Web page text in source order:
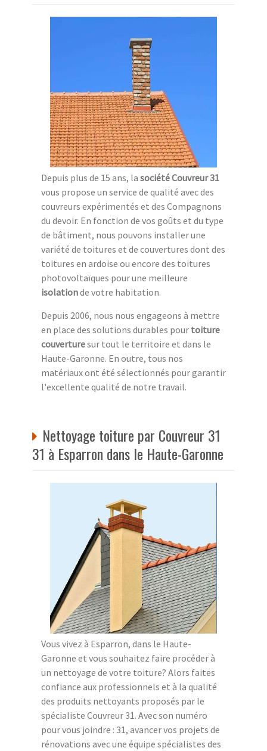
Depuis plus de 15 ans, la société Couvreur 31
vous propose un service de qualité avec des
couvreurs expérimentés et des Compagnons
du devoir. En fonction de vos goûts et du type
de bâtiment, nous pouvons installer une
variété de toitures et de couvertures dont des
toitures en ardoise ou encore des toitures
photovoltaïques pour une meilleure
isolationde votre habitation.
Depuis 2006, nous nous engageons à mettre
en place des solutions durables pour toiture
couverturesur tout le territoire et dans le
Haute-Garonne. En outre, tous nos
matériaux ont été sélectionnés pour garantir
l'excellente qualité de notre travail.
Nettoyage toiture par Couvreur 31
31 à Esparron dans le Haute-Garonne
Vous vivez à Esparron, dans le Haute-
Garonne et vous souhaitez faire procéder à
un nettoyage de votre toiture? Alors faites
confiance aux professionnels et à la qualité
des produits nettoyants proposés par le
spécialiste Couvreur 31. Avec son numéro
pour vous joindre : 31, avancer vos projets de
rénovations avec une équipe spécialistes des